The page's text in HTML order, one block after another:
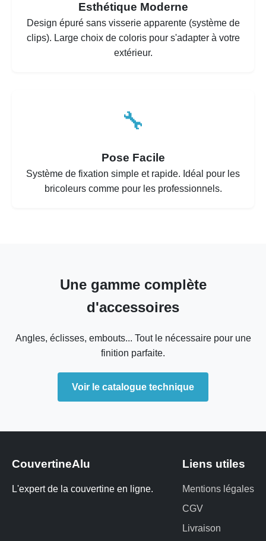
Esthétique Moderne
Design épuré sans visserie apparente (système de
clips). Large choix de coloris pour s'adapter à votre
extérieur.
🔧
Pose Facile
Système de fixation simple et rapide. Idéal pour les
bricoleurs comme pour les professionnels.
Une gamme complète
d'accessoires
Angles, éclisses, embouts... Tout le nécessaire pour une
finition parfaite.
Voir le catalogue technique
CouvertineAlu
L'expert de la couvertine en ligne.
Liens utiles
Mentions légales
CGV
Livraison